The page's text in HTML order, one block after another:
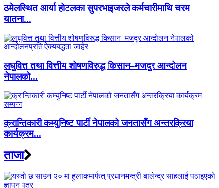
ठमेलस्थित आर्या होटलका सुपरभाइजरले कर्मचारीमाथि चरम
यातना...
लघुवित्त तथा वित्तीय शोषणविरुद्ध किसान–मजदुर आन्दोलन
नेपालको...
क्रान्तिकारी कम्युनिष्ट पार्टी नेपालको जनतासँग अन्तरक्रिया
कार्यक्रम...
ताजा